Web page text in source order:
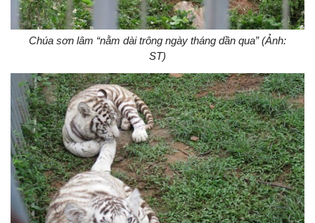
Chúa sơn lâm “nằm dài trông ngày tháng dần qua” (Ảnh:
ST)